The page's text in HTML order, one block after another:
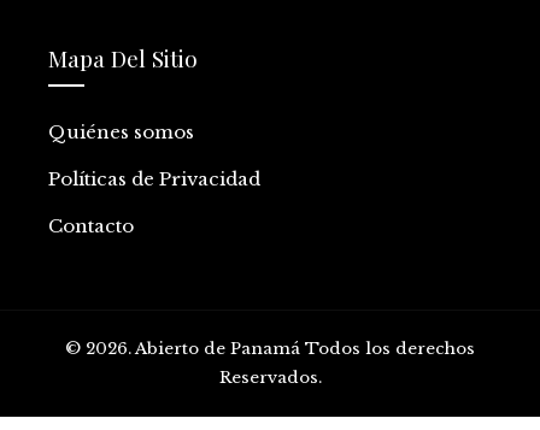
Mapa Del Sitio
Quiénes somos
Políticas de Privacidad
Contacto
© 2026. Abierto de Panamá Todos los derechos
Reservados.